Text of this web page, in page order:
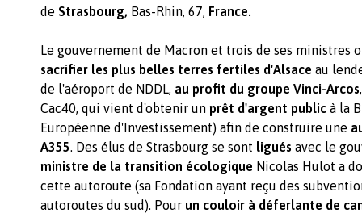
de Strasbourg, Bas-Rhin, 67, France.
Le gouvernement de Macron et trois de ses ministres
sacrifier les plus belles terres fertiles d'Alsace au
de l'aéroport de NDDL, au profit du groupe Vinci-Arcos
Cac40, qui vient d'obtenir un prêt d'argent public à la
Européenne d'Investissement) afin de construire une
A355. Des élus de Strasbourg se sont ligués avec le
ministre de la transition écologique Nicolas Hulot a
cette autoroute (sa Fondation ayant reçu des
autoroutes du sud). Pour un couloir à déferlante de